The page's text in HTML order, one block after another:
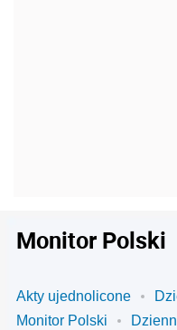
Monitor Polski
Akty ujednolicone
Monitor Polski